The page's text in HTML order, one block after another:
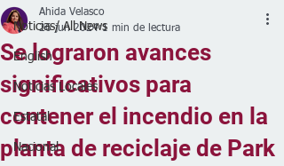
Noticias/ All News
English
Noticias Locales
Estatal
Nacional
Se lograron avances
significativos para
contener el incendio en la
planta de reciclaje de Park
Ahida Velasco
26 jun 2024 1 min de lectura